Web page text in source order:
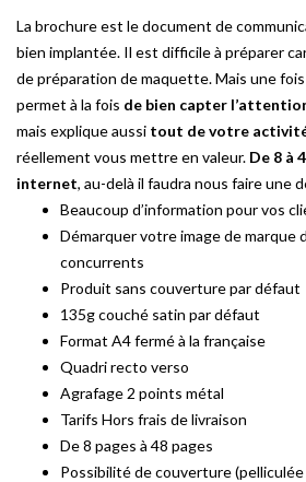
La brochure est le document de
bien implantée. Il est difficile à préparer
de préparation de maquette. Mais une
permet à la fois de bien capter
mais explique aussi tout de votre
réellement vous mettre en valeur. De 8 à
internet, au-delà il faudra nous faire une
Beaucoup d’information pour vos
Démarquer votre image de marque
concurrents
Produit sans couverture par défaut
135g couché satin par défaut
Format A4 fermé à la française
Quadri recto verso
Agrafage 2 points métal
Tarifs Hors frais de livraison
De 8 pages à 48 pages
Possibilité de couverture